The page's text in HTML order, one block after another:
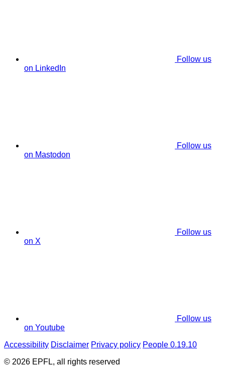
Follow us
on LinkedIn
Follow us
on Mastodon
Follow us
on X
Follow us
on Youtube
Accessibility Disclaimer Privacy policy People 0.19.10
© 2026 EPFL, all rights reserved